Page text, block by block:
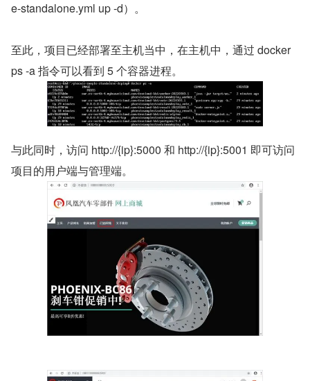
e-standalone.yml up -d）。
至此，项目已经部署至主机当中，在主机中，通过 docker
ps -a 指令可以看到 5 个容器进程。
与此同时，访问 http://{ip}:5000 和 http://{ip}:5001 即可访问
项目的用户端与管理端。